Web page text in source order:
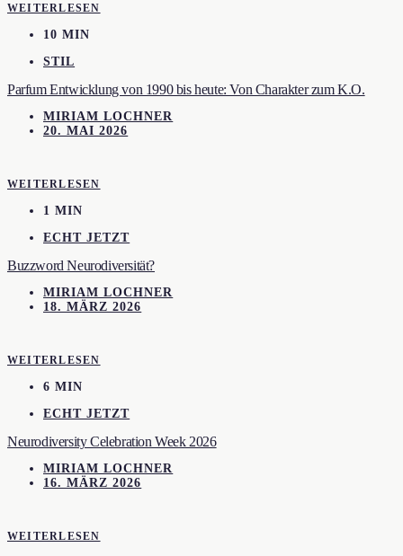
WEITERLESEN
10 MIN
STIL
Parfum Entwicklung von 1990 bis heute: Von Charakter zum K.O.
MIRIAM LOCHNER
20. MAI 2026
WEITERLESEN
1 MIN
ECHT JETZT
Buzzword Neurodiversität?
MIRIAM LOCHNER
18. MÄRZ 2026
WEITERLESEN
6 MIN
ECHT JETZT
Neurodiversity Celebration Week 2026
MIRIAM LOCHNER
16. MÄRZ 2026
WEITERLESEN